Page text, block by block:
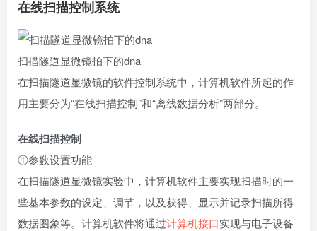
在线扫描控制系统
扫描隧道显微镜拍下的dna
在扫描隧道显微镜的软件控制系统中，计算机软件所起的作
用主要分为“在线扫描控制”和“离线数据分析”两部分。
在线扫描控制
①参数设置功能
在扫描隧道显微镜实验中，计算机软件主要实现扫描时的一
些基本参数的设定、调节，以及获得、显示并记录扫描所得
数据图象等。计算机软件将通过计算机接口实现与电子设备